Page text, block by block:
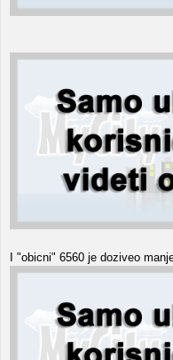
I "obicni" 6560 je doziveo